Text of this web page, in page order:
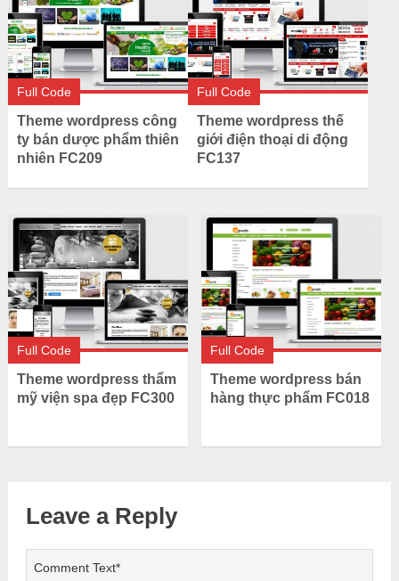
Full Code
Theme wordpress công
ty bán dược phẩm thiên
nhiên FC209
Full Code
Theme wordpress thế
giới điện thoại di động
FC137
Full Code
Theme wordpress thẩm
mỹ viện spa đẹp FC300
Full Code
Theme wordpress bán
hàng thực phẩm FC018
Leave a Reply